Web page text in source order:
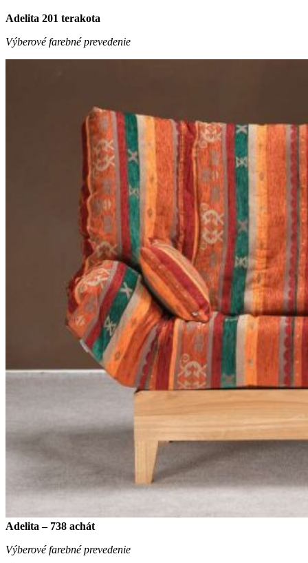
Adelita 201 terakota
Výberové farebné prevedenie
Adelita – 738 achát
Výberové farebné prevedenie